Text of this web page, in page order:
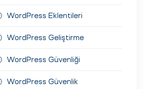
WordPress Eklentileri
WordPress Geliştirme
WordPress Güvenliği
WordPress Güvenlik